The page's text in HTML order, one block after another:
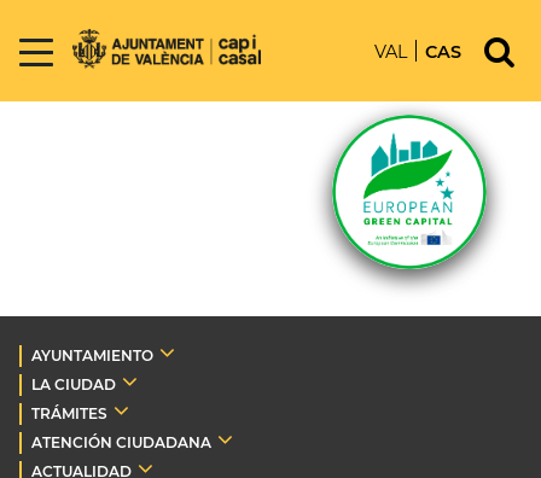
VAL CAS
AYUNTAMIENTO
LA CIUDAD
TRÁMITES
ATENCIÓN CIUDADANA
ACTUALIDAD